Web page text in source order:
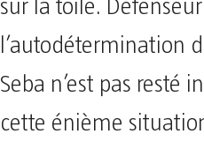
sur la toile.
l’autodétermination
Seba n’est pas resté
cette énième